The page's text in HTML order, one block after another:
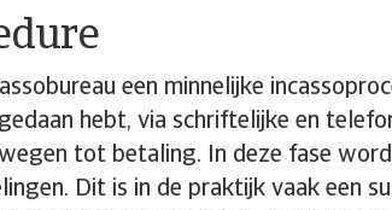
een minnelijke
hebt, via schriftelijke en
tot betaling. In deze fase
Dit is in de praktijk vaak een